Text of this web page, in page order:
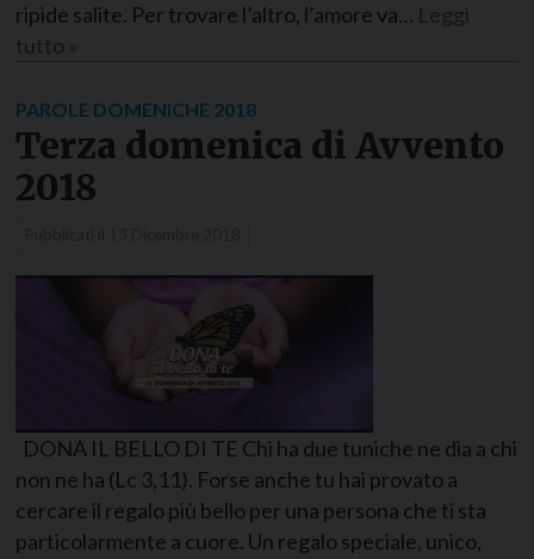
ripide salite. Per trovare l’altro, l’amore va…
PAROLE DOMENICHE 2018
Terza domenica di Avvento
2018
DONA IL BELLO DI TE Chi ha due tuniche ne dia a chi
non ne ha (Lc 3,11). Forse anche tu hai provato a
cercare il regalo più bello per una persona che ti sta
particolarmente a cuore. Un regalo speciale, unico,